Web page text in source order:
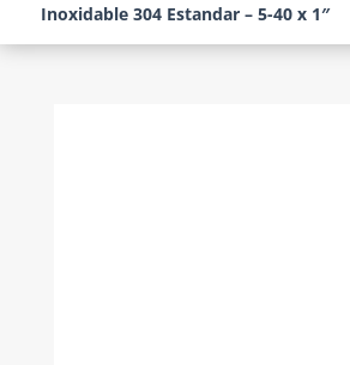
Inoxidable 304 Estandar – 5-40 x 1″